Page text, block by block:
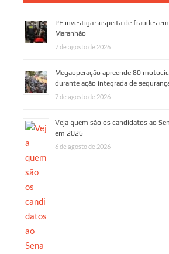
PF investiga suspeita de fraudes
Maranhão
7 de agosto de 2026
Megaoperação apreende 80
durante ação integrada de
7 de agosto de 2026
Veja quem são os candidatos ao
em 2026
6 de agosto de 2026